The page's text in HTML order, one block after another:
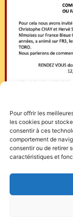
Pour offrir les
les cookies pour
consentir à ces
comportement de
consentir ou de retirer
caractéristiques et
Site